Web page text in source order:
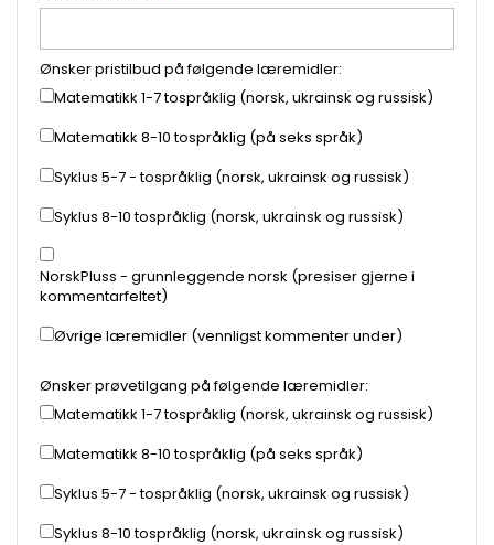
Ønsker pristilbud på følgende læremidler:
Matematikk 1-7 tospråklig (norsk, ukrainsk og russisk)
Matematikk 8-10 tospråklig (på seks språk)
Syklus 5-7 - tospråklig (norsk, ukrainsk og russisk)
Syklus 8-10 tospråklig (norsk, ukrainsk og russisk)
NorskPluss - grunnleggende norsk (presiser gjerne i
kommentarfeltet)
Øvrige læremidler (vennligst kommenter under)
Ønsker prøvetilgang på følgende læremidler:
Matematikk 1-7 tospråklig (norsk, ukrainsk og russisk)
Matematikk 8-10 tospråklig (på seks språk)
Syklus 5-7 - tospråklig (norsk, ukrainsk og russisk)
Syklus 8-10 tospråklig (norsk, ukrainsk og russisk)